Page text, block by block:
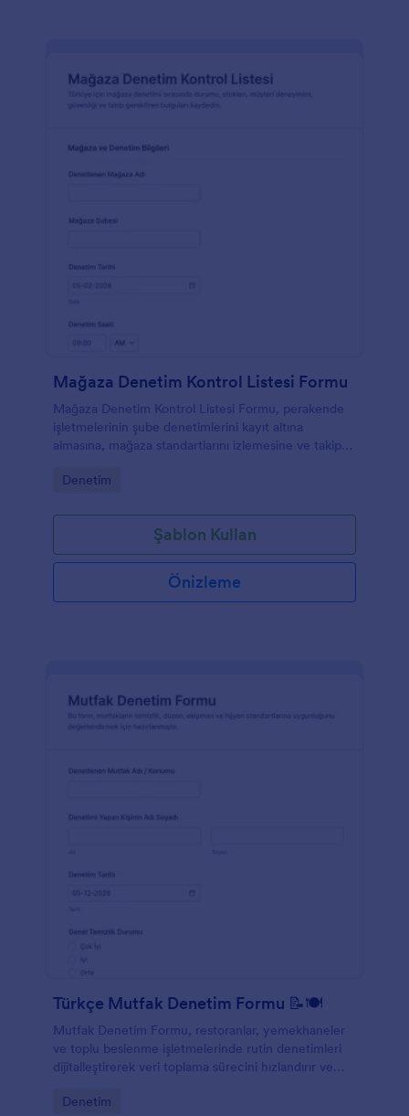
Mağaza Denetim Kontrol Listesi Formu
Mağaza Denetim Kontrol Listesi Formu, perakende
işletmelerinin şube denetimlerini kayıt altına
almasına, mağaza standartlarını izlemesine ve takip
Go to Category:
Denetim
Şablon Kullan
Önizleme
Türkçe Mutfak Denetim Formu 📝🍽️
Mutfak Denetim Formu, restoranlar, yemekhaneler
ve toplu beslenme işletmelerinde rutin denetimleri
dijitalleştirerek veri toplama sürecini hızlandırır ve
etmeyi kolaylaştırır.
Go to Category:
Denetim